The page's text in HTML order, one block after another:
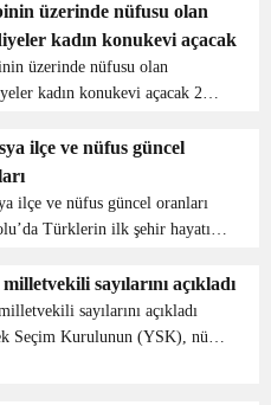
üzerinde nüfusu olan
kadın konukevi açacak
üzerinde nüfusu olan
kadın konukevi açacak 2
“Kadına Yönelik Şiddetle
2022 Faaliyet Planı”
ilçe ve nüfus güncel
ilçe ve nüfus güncel oranları
Türklerin ilk şehir hayatına
olarak bilinir. Türkiye’nin
Bölgesi’nde bulunan ve
ile meşhur ...
sayılarını açıkladı
sayılarını açıkladı
Seçim Kurulunun (YSK), nüfus